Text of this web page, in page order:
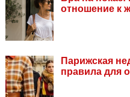
отношение к
Парижская
правила для